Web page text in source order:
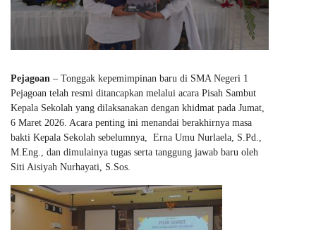
Pejagoan – Tonggak kepemimpinan baru di SMA Negeri 1
Pejagoan telah resmi ditancapkan melalui acara Pisah Sambut
Kepala Sekolah yang dilaksanakan dengan khidmat pada Jumat,
6 Maret 2026. Acara penting ini menandai berakhirnya masa
bakti Kepala Sekolah sebelumnya, Erna Umu Nurlaela, S.Pd.,
M.Eng., dan dimulainya tugas serta tanggung jawab baru oleh
Siti Aisiyah Nurhayati, S.Sos.